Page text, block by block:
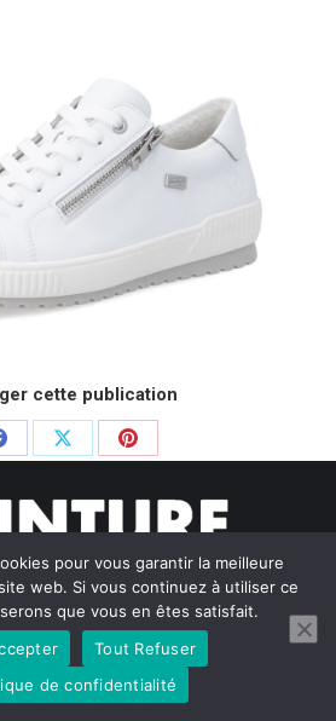
cette publication
Facebook
PartagerPartager
Pinterest
- 2020. Dream-Theme — truly
WordPress themes
Menu BAS
pour vous garantir la meilleure
web. Si vous continuez à utiliser ce
que vous en êtes satisfait.
Tout Refuser
de confidentialité